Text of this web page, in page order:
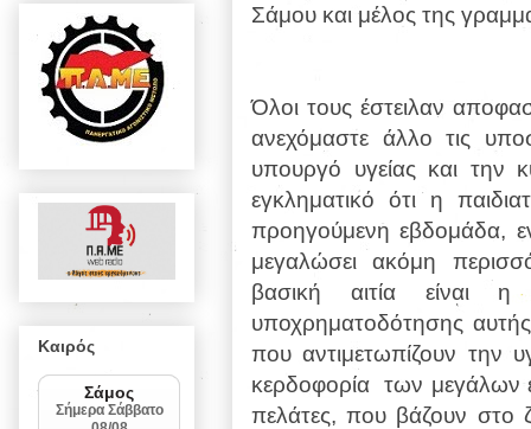
Σάμου και μέλος της
Όλοι τους έστειλαν
ανεχόμαστε άλλο τις
υπουργό υγείας και την
εγκληματικό ότι η
προηγούμενη εβδομάδα,
μεγαλώσει ακόμη
βασική αιτία είναι
υποχρηματοδότησης
που αντιμετωπίζουν την
κερδοφορία των μεγάλων
πελάτες, που βάζουν στο
Καιρός